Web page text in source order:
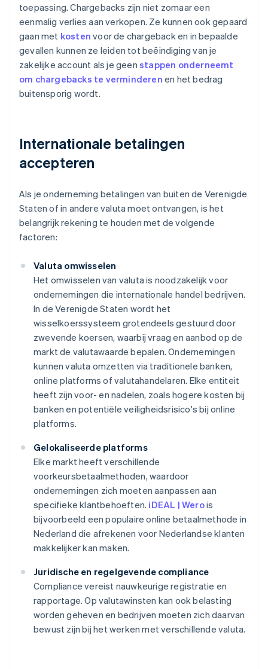
toepassing. Chargebacks zijn niet zomaar een
eenmalig verlies aan verkopen. Ze kunnen ook gepaard
gaan met kosten voor de chargeback en in bepaalde
gevallen kunnen ze leiden tot beëindiging van je
zakelijke account als je geen stappen onderneemt
om chargebacks te verminderen en het bedrag
buitensporig wordt.
Internationale betalingen
accepteren
Als je onderneming betalingen van buiten de Verenigde
Staten of in andere valuta moet ontvangen, is het
belangrijk rekening te houden met de volgende
factoren:
Valuta omwisselen
Het omwisselen van valuta is noodzakelijk voor
ondernemingen die internationale handel bedrijven.
In de Verenigde Staten wordt het
wisselkoerssysteem grotendeels gestuurd door
zwevende koersen, waarbij vraag en aanbod op de
markt de valutawaarde bepalen. Ondernemingen
kunnen valuta omzetten via traditionele banken,
online platforms of valutahandelaren. Elke entiteit
heeft zijn voor- en nadelen, zoals hogere kosten bij
banken en potentiële veiligheidsrisico's bij online
platforms.
Gelokaliseerde platforms
Elke markt heeft verschillende
voorkeursbetaalmethoden, waardoor
ondernemingen zich moeten aanpassen aan
specifieke klantbehoeften. iDEAL | Werois
bijvoorbeeld een populaire online betaalmethode in
Nederland die afrekenen voor Nederlandse klanten
makkelijker kan maken.
Juridische en regelgevende compliance
Compliance vereist nauwkeurige registratie en
rapportage. Op valutawinsten kan ook belasting
worden geheven en bedrijven moeten zich daarvan
bewust zijn bij het werken met verschillende valuta.